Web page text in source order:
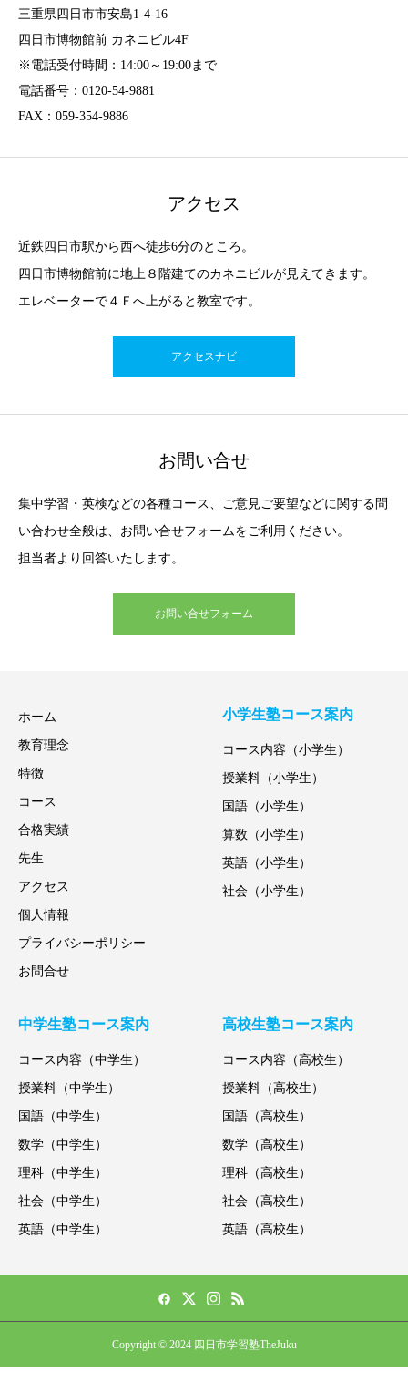
三重県四日市市安島1-4-16
四日市博物館前 カネニビル4F
※電話受付時間：14:00～19:00まで
電話番号：0120-54-9881
FAX：059-354-9886
アクセス
近鉄四日市駅から西へ徒歩6分のところ。
四日市博物館前に地上８階建てのカネニビルが見えてきます。
エレベーターで４Ｆへ上がると教室です。
アクセスナビ
お問い合せ
集中学習・英検などの各種コース、ご意見ご要望などに関する問
い合わせ全般は、お問い合せフォームをご利用ください。
担当者より回答いたします。
お問い合せフォーム
ホーム
教育理念
特徴
コース
合格実績
先生
アクセス
個人情報
プライバシーポリシー
お問合せ
小学生塾コース案内
コース内容（小学生）
授業料（小学生）
国語（小学生）
算数（小学生）
英語（小学生）
社会（小学生）
中学生塾コース案内
コース内容（中学生）
授業料（中学生）
国語（中学生）
数学（中学生）
理科（中学生）
社会（中学生）
英語（中学生）
高校生塾コース案内
コース内容（高校生）
授業料（高校生）
国語（高校生）
数学（高校生）
理科（高校生）
社会（高校生）
英語（高校生）
Copyright © 2024 四日市学習塾TheJuku